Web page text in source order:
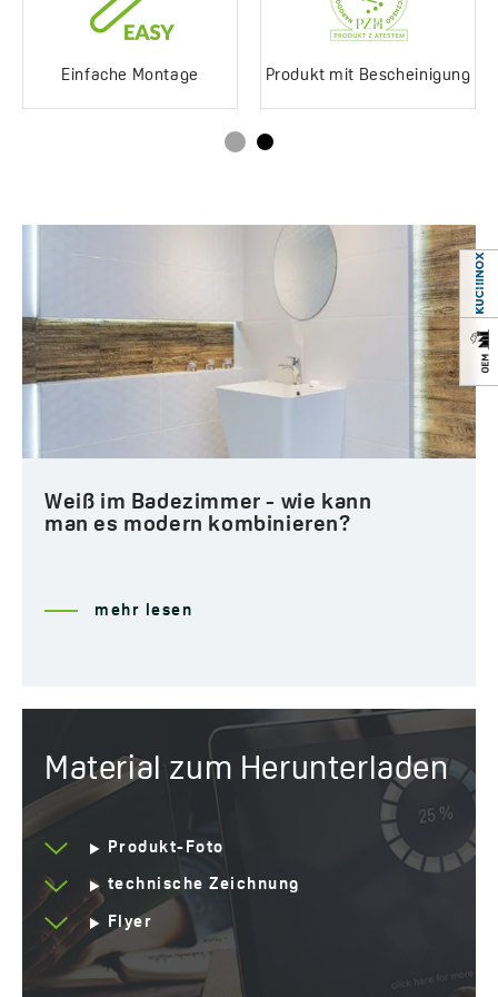
Produkt mit Bescheinigung
2-Jahres-Garantie *Details
Weiß im Badezimmer - wie kann
man es modern kombinieren?
mehr lesen
Material zum Herunterladen
Produkt-Foto
technische Zeichnung
Flyer